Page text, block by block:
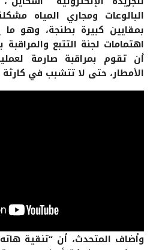
البالوعات ومجاري المياه
بمقايين كبيرة بطنجة، وهو
اهتمامات لجنة التتبع
أن تقوم بمراقبة صارمة
الأمطار، حتى لا تتشبب في كارثة
وأضاف المتحدث، أن “تنقية